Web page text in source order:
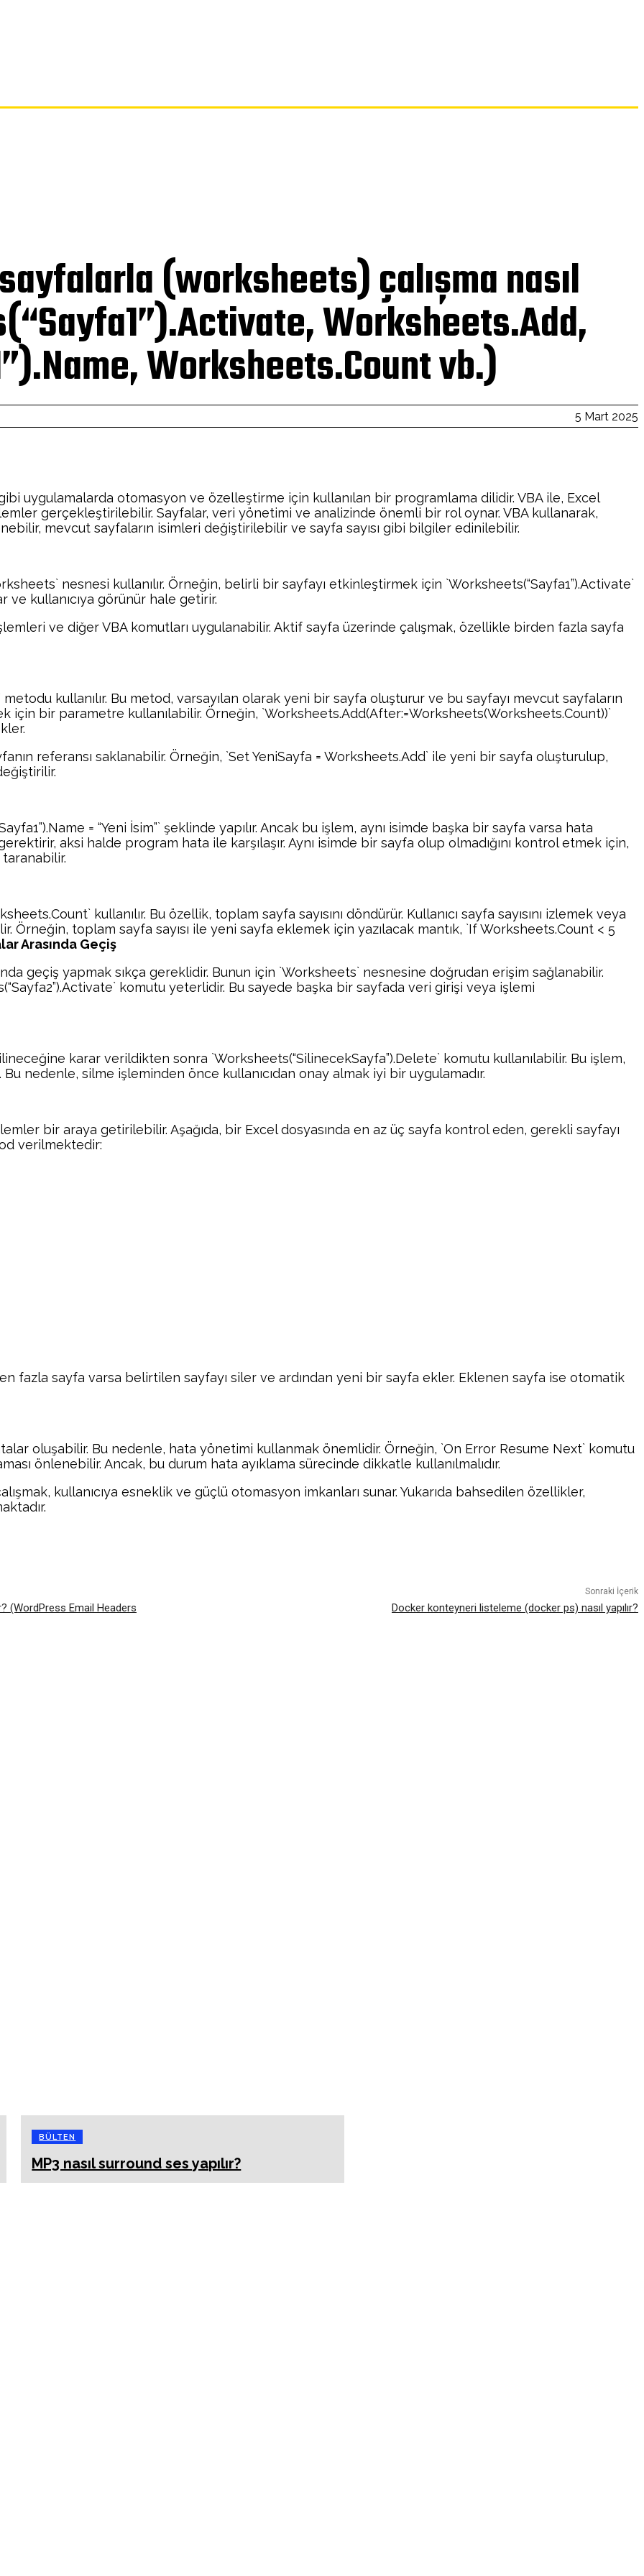
(worksheets) çalışma nasıl
Worksheets.Add,
Worksheets.Count vb.)
5 Mart 2025
uygulamalarda otomasyon ve özelleştirme için kullanılan bir programlama dilidir. VBA ile, Excel
gerçekleştirilebilir. Sayfalar, veri yönetimi ve analizinde önemli bir rol oynar. VBA kullanarak,
mevcut sayfaların isimleri değiştirilebilir ve sayfa sayısı gibi bilgiler edinilebilir.
nesnesi kullanılır. Örneğin, belirli bir sayfayı etkinleştirmek için `Worksheets(“Sayfa1”).Activate`
ve kullanıcıya görünür hale getirir.
ve diğer VBA komutları uygulanabilir. Aktif sayfa üzerinde çalışmak, özellikle birden fazla sayfa
kullanılır. Bu metod, varsayılan olarak yeni bir sayfa oluşturur ve bu sayfayı mevcut sayfaların
için bir parametre kullanılabilir. Örneğin, `Worksheets.Add(After:=Worksheets(Worksheets.Count))`
referansı saklanabilir. Örneğin, `Set YeniSayfa = Worksheets.Add` ile yeni bir sayfa oluşturulup,
= “Yeni İsim”` şeklinde yapılır. Ancak bu işlem, aynı isimde başka bir sayfa varsa hata
aksi halde program hata ile karşılaşır. Aynı isimde bir sayfa olup olmadığını kontrol etmek için,
kullanılır. Bu özellik, toplam sayfa sayısını döndürür. Kullanıcı sayfa sayısını izlemek veya
toplam sayfa sayısı ile yeni sayfa eklemek için yazılacak mantık, `If Worksheets.Count < 5
Arasında Geçiş
geçiş yapmak sıkça gereklidir. Bunun için `Worksheets` nesnesine doğrudan erişim sağlanabilir.
komutu yeterlidir. Bu sayede başka bir sayfada veri girişi veya işlemi
karar verildikten sonra `Worksheets(“SilinecekSayfa”).Delete` komutu kullanılabilir. Bu işlem,
nedenle, silme işleminden önce kullanıcıdan onay almak iyi bir uygulamadır.
bir araya getirilebilir. Aşağıda, bir Excel dosyasında en az üç sayfa kontrol eden, gerekli sayfayı
verilmektedir:
fazla sayfa varsa belirtilen sayfayı siler ve ardından yeni bir sayfa ekler. Eklenen sayfa ise otomatik
oluşabilir. Bu nedenle, hata yönetimi kullanmak önemlidir. Örneğin, `On Error Resume Next` komutu
önlenebilir. Ancak, bu durum hata ayıklama sürecinde dikkatle kullanılmalıdır.
kullanıcıya esneklik ve güçlü otomasyon imkanları sunar. Yukarıda bahsedilen özellikler,
(WordPress Email Headers
Sonraki İçerik
Docker konteyneri listeleme (docker ps) nasıl yapılır?
BÜLTEN
MP3 nasıl surround ses yapılır?